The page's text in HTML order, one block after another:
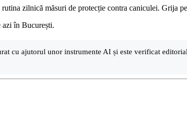
zilnică măsuri de protecție contra caniculei. Grija
azi în București.
cu ajutorul unor instrumente AI și este verificat